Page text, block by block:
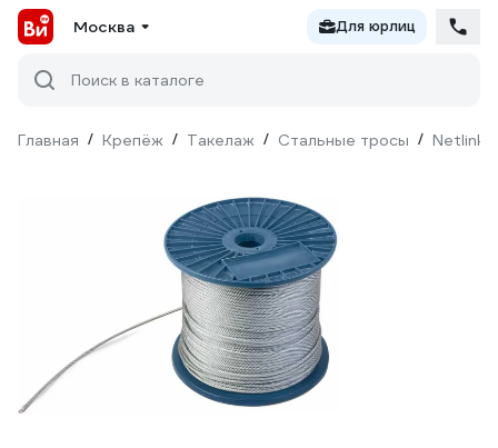
Москва Для юрлиц
Поиск в каталоге
Главная / Крепёж / Такелаж / Стальные тросы / Netlink